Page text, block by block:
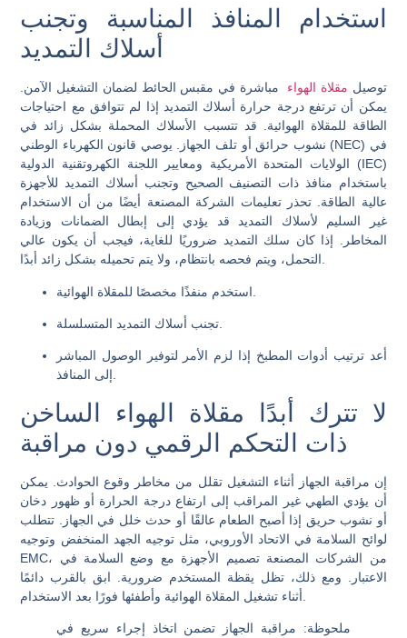
استخدام المنافذ المناسبة وتجنب
أسلاك التمديد
توصيل مقلاة الهواء
مباشرة في مقبس الحائط لضمان التشغيل الآمن.
يمكن أن ترتفع درجة حرارة أسلاك التمديد إذا لم تتوافق مع احتياجات
الطاقة للمقلاة الهوائية. قد تتسبب الأسلاك المحملة بشكل زائد في
نشوب حرائق أو تلف الجهاز. يوصي قانون الكهرباء الوطني (NEC) في
الولايات المتحدة الأمريكية ومعايير اللجنة الكهروتقنية الدولية (IEC)
باستخدام منافذ ذات التصنيف الصحيح وتجنب أسلاك التمديد للأجهزة
عالية الطاقة. تحذر تعليمات الشركة المصنعة أيضًا من أن الاستخدام
غير السليم لأسلاك التمديد قد يؤدي إلى إبطال الضمانات وزيادة
المخاطر. إذا كان سلك التمديد ضروريًا للغاية، فيجب أن يكون عالي
أعد ترتيب أدوات المطبخ إذا لزم الأمر لتوفير الوصول المباشر
إلى المنافذ.
لا تترك أبدًا مقلاة الهواء الساخن
ذات التحكم الرقمي دون مراقبة
إن مراقبة الجهاز أثناء التشغيل تقلل من مخاطر وقوع الحوادث. يمكن
أن يؤدي الطهي غير المراقب إلى ارتفاع درجة الحرارة أو ظهور دخان
أو نشوب حريق إذا أصبح الطعام عالقًا أو حدث خلل في الجهاز. تتطلب
لوائح السلامة في الاتحاد الأوروبي، مثل توجيه الجهد المنخفض وتوجيه
EMC، من الشركات المصنعة تصميم الأجهزة مع وضع السلامة في
الاعتبار. ومع ذلك، تظل يقظة المستخدم ضرورية. ابق بالقرب دائمًا
ملحوظة: مراقبة الجهاز تضمن اتخاذ إجراء سريع في